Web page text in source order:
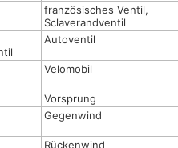
französisches Ventil,
Sclaverandventil
Autoventil
Velomobil
Vorsprung
Gegenwind
Rückenwind